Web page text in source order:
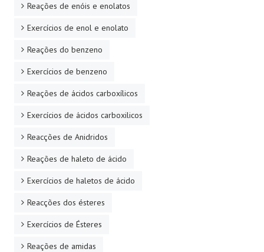
Reações de enóis e enolatos
Exercícios de enol e enolato
Reações do benzeno
Exercícios de benzeno
Reações de ácidos carboxílicos
Exercícios de ácidos carboxilicos
Reacções de Anidridos
Reações de haleto de ácido
Exercícios de haletos de ácido
Reacções dos ésteres
Exercícios de Ésteres
Reações de amidas